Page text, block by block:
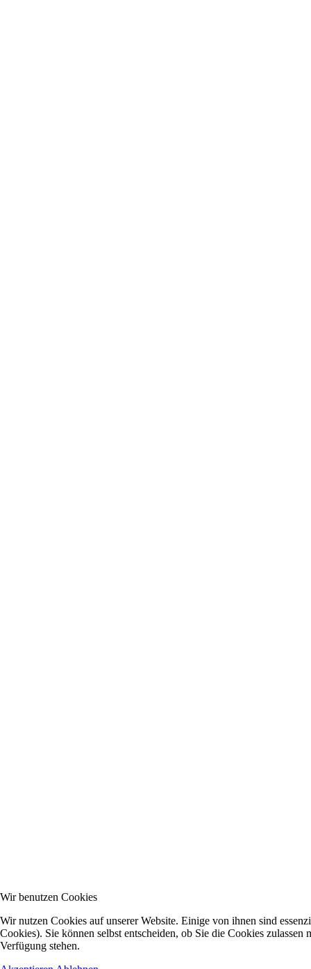
Wir benutzen Cookies
Wir nutzen Cookies auf unserer Website. Einige von ihnen sind
Cookies). Sie können selbst entscheiden, ob Sie die Cookies
Verfügung stehen.